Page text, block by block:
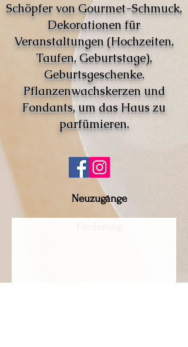
Schöpfer von Gourmet-Schmuck,
Dekorationen für
Veranstaltungen (Hochzeiten,
Taufen, Geburtstage),
Geburtsgeschenke.
Pflanzenwachskerzen und
Fondants, um das Haus zu
parfümieren.
Neuzugänge